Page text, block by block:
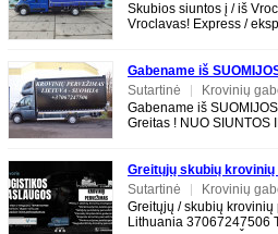
Skubios siuntos į / iš
Vroclavas! Express /
Gabename iš
Sutartinė
Krovinių
Gabename iš
Greitas ! NUO SIUNTOS
Greitųjų skubių
Lithuania 37067247506
Sutartinė
Krovinių
Greitųjų / skubių
Lithuania 37067247506